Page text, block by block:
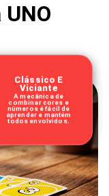
Clássico E
Viciante
A mecânica de
combinar cores e
números é fácil de
aprender e mantém
todos envolvidos.